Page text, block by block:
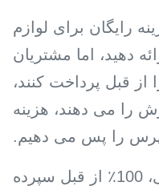
رایگان برای لوازم
دهید، اما مشتریان
از قبل پرداخت کنند،
را می دهند، هزینه
را پس می دهیم.
(4) برای حمل و نقل هوایی، 100٪ از قبل سپرده